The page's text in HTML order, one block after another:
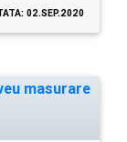
02.SEP.2020
masurare